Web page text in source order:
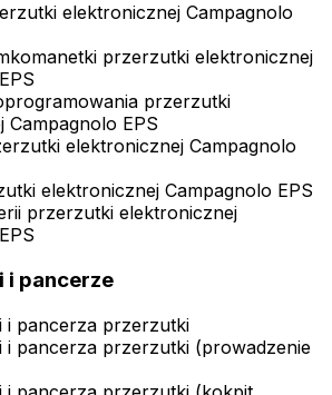
elektronicznej Campagnolo
przerzutki elektronicznej
przerzutki
Campagnolo EPS
elektronicznej Campagnolo
elektronicznej Campagnolo EPS
przerzutki elektronicznej
i pancerze
i pancerza przerzutki
i pancerza przerzutki (prowadzenie